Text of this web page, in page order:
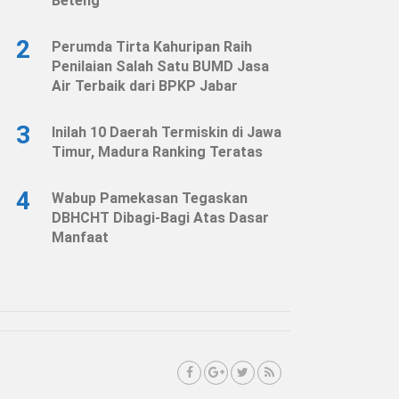
2
Perumda Tirta Kahuripan Raih
Penilaian Salah Satu BUMD Jasa
Air Terbaik dari BPKP Jabar
3
Inilah 10 Daerah Termiskin di Jawa
Timur, Madura Ranking Teratas
4
Wabup Pamekasan Tegaskan
DBHCHT Dibagi-Bagi Atas Dasar
Manfaat